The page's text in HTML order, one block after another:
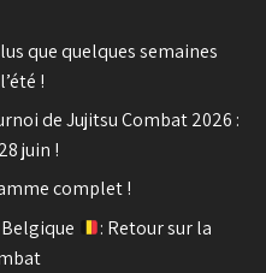
que quelques semaines
!
de Jujitsu Combat 2026 :
juin !
complet !
: Retour sur la